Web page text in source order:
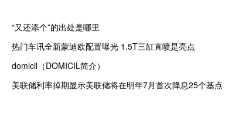
“又还添个”的出处是哪里
热门车讯全新蒙迪欧配置曝光 1.5T三缸直喷是亮点
domlcil（DOMICIL简介）
美联储利率掉期显示美联储将在明年7月首次降息25个基点